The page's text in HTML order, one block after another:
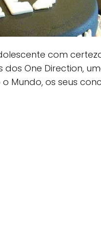
com
dos One Direction,
Mundo, os seus